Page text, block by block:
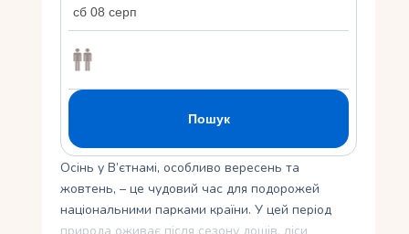
Осінь у В’єтнамі, особливо вересень та
жовтень, – це чудовий час для подорожей
національними парками країни. У цей період